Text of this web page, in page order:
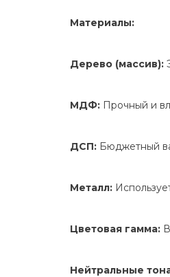
Материалы:
Дерево (массив):
МДФ: Прочный и
ДСП: Бюджетный
Металл:
Цветовая гамма:
Нейтральные